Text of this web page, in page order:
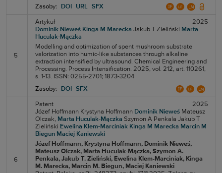
Zasoby:
DOI URL SFX
5
Artykuł
2025
Dominik Nieweś Kinga M Marecka Jakub T Zieliński Marta
Huculak-Mączka
Modelling and optimization of spent mushroom substrate
valorization into humic-like substances through alkaline
extraction intensified by ultrasound. Chemical Engineering and
Processing. Process Intensification. 2025, vol. 212, art. 110261,
s. 1-13. ISSN: 0255-2701; 1873-3204
Zasoby:
DOI SFX
6
Patent
2025
Józef Hoffmann Krystyna Hoffmann Dominik Nieweś Mateusz
Olczak, Marta Huculak-Mączka Szymon A Penkala Jakub T
Zieliński Ewelina Klem-Marciniak Kinga M Marecka Marcin M
Biegun Maciej Kaniewski
Józef Hoffmann, Krystyna Hoffmann, Dominik Nieweś,
Mateusz Olczak, Marta Huculak-Mączka, Szymon A.
Penkala, Jakub T. Zieliński, Ewelina Klem-Marciniak, Kinga
M. Marecka, Marcin M. Biegun, Maciej Kaniewski